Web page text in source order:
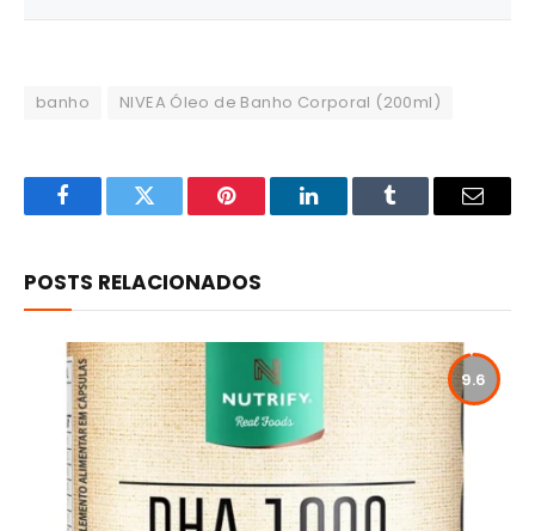
banho NIVEA Óleo de Banho Corporal (200ml)
FacebookTwitter Pinterest LinkedInTumblr Email
POSTS RELACIONADOS
9.6